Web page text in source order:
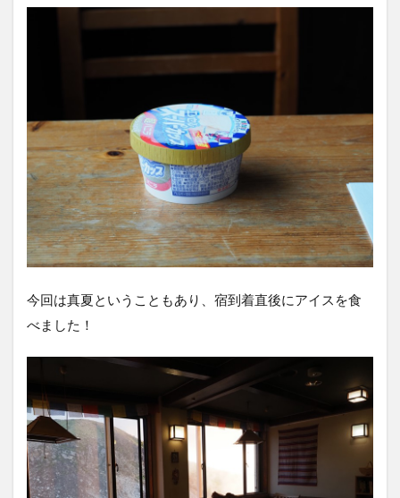
今回は真夏ということもあり、宿到着直後にアイスを食
べました！